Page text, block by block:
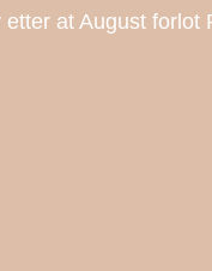
at August